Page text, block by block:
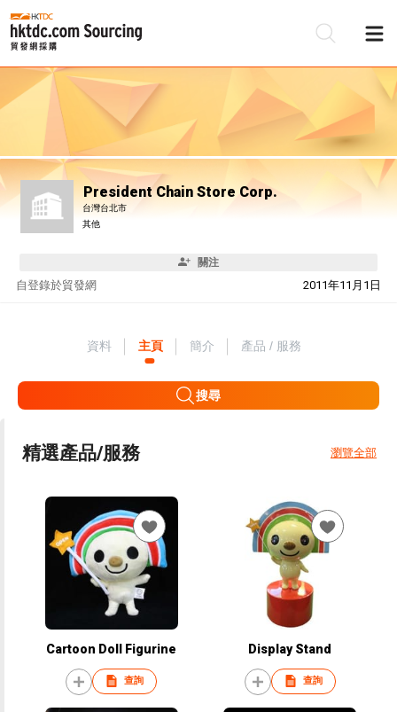
President Chain Store Corp.
台灣台北市
其他
關注
自 2011年11月1日
登錄於貿發網
資料 主頁 簡介 產品 / 服務
搜尋
精選產品/服務 瀏覽全部
Cartoon Doll Figurine
查詢
Display Stand
查詢